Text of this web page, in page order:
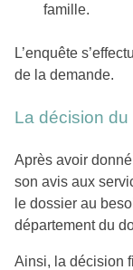
famille.
L’enquête
de la demande.
La décision du
Après avoir
son avis aux
le dossier au
département du
Ainsi, la décision